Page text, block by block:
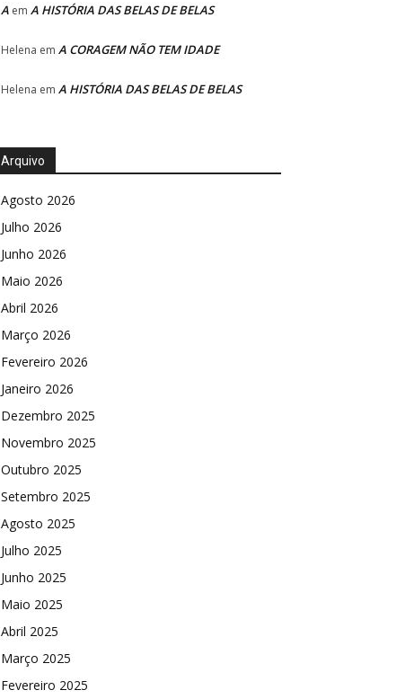
A em A HISTÓRIA DAS BELAS DE BELAS
Helena em A CORAGEM NÃO TEM IDADE
Helena em A HISTÓRIA DAS BELAS DE BELAS
Arquivo
Agosto 2026
Julho 2026
Junho 2026
Maio 2026
Abril 2026
Março 2026
Fevereiro 2026
Janeiro 2026
Dezembro 2025
Novembro 2025
Outubro 2025
Setembro 2025
Agosto 2025
Julho 2025
Junho 2025
Maio 2025
Abril 2025
Março 2025
Fevereiro 2025